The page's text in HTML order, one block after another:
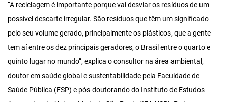
“A reciclagem é importante porque vai desviar os resíduos de um
possível descarte irregular. São resíduos que têm um significado
pelo seu volume gerado, principalmente os plásticos, que a gente
tem aí entre os dez principais geradores, o Brasil entre o quarto e
quinto lugar no mundo”, explica o consultor na área ambiental,
doutor em saúde global e sustentabilidade pela Faculdade de
Saúde Pública (FSP) e pós-doutorando do Instituto de Estudos